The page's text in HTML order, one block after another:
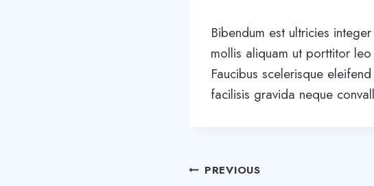
Bibendum est ultricies
mollis aliquam ut porttitor
Faucibus scelerisque
facilisis gravida neque
Post
PREVIOUS